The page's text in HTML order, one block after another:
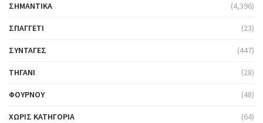
ΣΗΜΑΝΤΙΚΆ (4,396)
ΣΠΑΓΓΈΤΙ (23)
ΣΥΝΤΑΓΈΣ (447)
ΤΗΓΆΝΙ (28)
ΦΟΎΡΝΟΥ (48)
ΧΩΡΊΣ ΚΑΤΗΓΟΡΊΑ (64)